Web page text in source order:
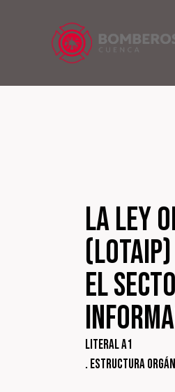
La Ley
el
Literal a1
. Estructura